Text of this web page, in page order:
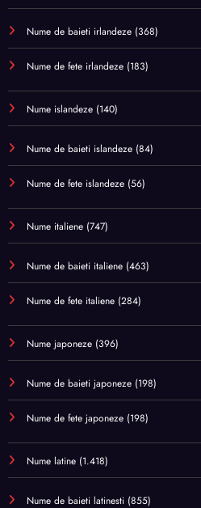
Nume de baieti irlandeze (368)
Nume de fete irlandeze (183)
Nume islandeze (140)
Nume de baieti islandeze (84)
Nume de fete islandeze (56)
Nume italiene (747)
Nume de baieti italiene (463)
Nume de fete italiene (284)
Nume japoneze (396)
Nume de baieti japoneze (198)
Nume de fete japoneze (198)
Nume latine (1.418)
Nume de baieti latinesti (855)